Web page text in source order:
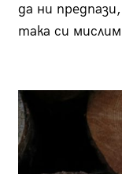
да ни
така си